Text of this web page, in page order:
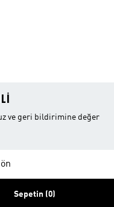
ve geri bildirimine değer
Sepetin (0)